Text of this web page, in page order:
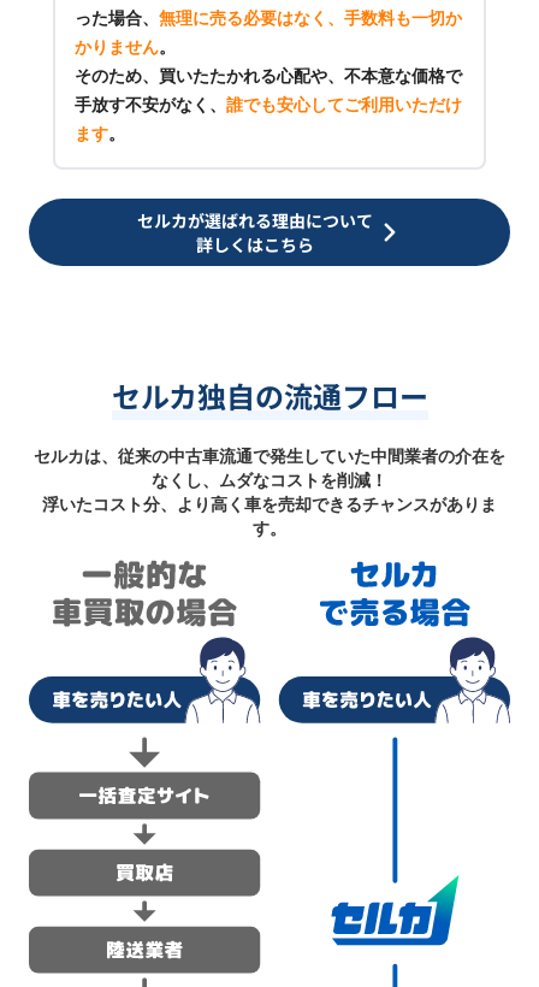
った場合、 無理に売る必要はなく、手数料も一切か
かりません。
そのため、買いたたかれる心配や、不本意な価格で
手放す不安がなく、 誰でも安心してご利用いただけ
ます。
セルカが選ばれる理由について
詳しくはこちら
セルカ独自の流通フロー
セルカは、従来の中古車流通で発生していた中間業者の介在を
なくし、ムダなコストを削減！
浮いたコスト分、より高く車を売却できるチャンスがありま
す。